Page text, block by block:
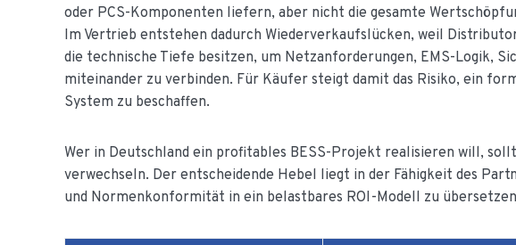
oder PCS-Komponenten liefern, aber nicht die gesamte
Im Vertrieb entstehen dadurch Wiederverkaufslücken, weil
die technische Tiefe besitzen, um Netzanforderungen, EMS-Logik,
miteinander zu verbinden. Für Käufer steigt damit das Risiko, ein
System zu beschaffen.
Wer in Deutschland ein profitables BESS-Projekt realisieren will,
verwechseln. Der entscheidende Hebel liegt in der Fähigkeit des
und Normenkonformität in ein belastbares ROI-Modell zu